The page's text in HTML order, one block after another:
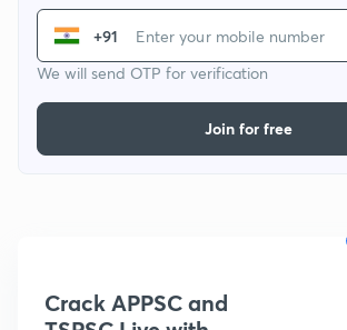
+91
We will send OTP for verification
Join for free
Crack APPSC and